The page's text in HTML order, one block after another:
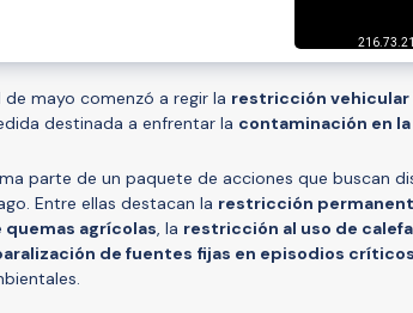
de mayo comenzó a regir la restricción vehicular
destinada a enfrentar la contaminación en
parte de un paquete de acciones que buscan
Entre ellas destacan la restricción
agrícolas, la restricción al uso de
de fuentes fijas en episodios críticos